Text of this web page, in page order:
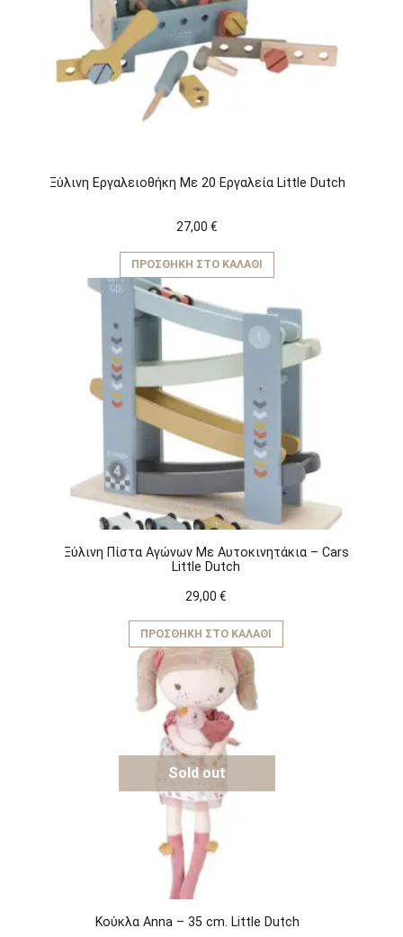
Ξύλινη Εργαλειοθήκη Με 20 Εργαλεία Little Dutch
27,00 €
ΠΡΟΣΘΉΚΗ ΣΤΟ ΚΑΛΆΘΙ
Ξύλινη Πίστα Αγώνων Με Αυτοκινητάκια – Cars
Little Dutch
29,00 €
ΠΡΟΣΘΉΚΗ ΣΤΟ ΚΑΛΆΘΙ
Sold out
Κούκλα Anna – 35 cm. Little Dutch